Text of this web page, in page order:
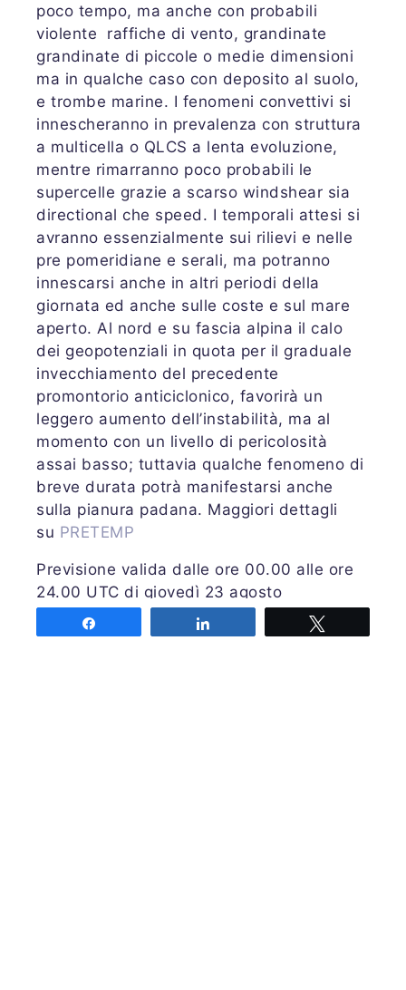
poco tempo, ma anche con probabili
violente raffiche di vento, grandinate
grandinate di piccole o medie dimensioni
ma in qualche caso con deposito al suolo,
e trombe marine. I fenomeni convettivi si
innescheranno in prevalenza con struttura
a multicella o QLCS a lenta evoluzione,
mentre rimarranno poco probabili le
supercelle grazie a scarso windshear sia
directional che speed. I temporali attesi si
avranno essenzialmente sui rilievi e nelle
pre pomeridiane e serali, ma potranno
innescarsi anche in altri periodi della
giornata ed anche sulle coste e sul mare
aperto. Al nord e su fascia alpina il calo
dei geopotenziali in quota per il graduale
invecchiamento del precedente
promontorio anticiclonico, favorirà un
leggero aumento dell’instabilità, ma al
momento con un livello di pericolosità
assai basso; tuttavia qualche fenomeno di
breve durata potrà manifestarsi anche
sulla pianura padana. Maggiori dettagli
su PRETEMP
Previsione valida dalle ore 00.00 alle ore
24.00 UTC di giovedì 23 agosto
2018; COME LEGGERE LA PREVISIONE